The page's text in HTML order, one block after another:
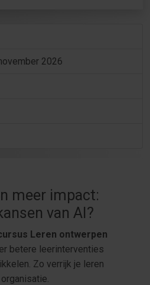
2026
meer impact:
van AI?
Leren ontwerpen
betere leerinterventies
Zo verrijk je leren